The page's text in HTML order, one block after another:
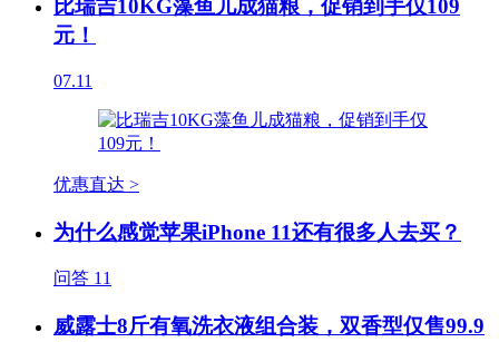
比瑞吉10KG藻鱼儿成猫粮，促销到手仅109
元！
07.11
优惠直达 >
为什么感觉苹果iPhone 11还有很多人去买？
问答 11
威露士8斤有氧洗衣液组合装，双香型仅售99.9